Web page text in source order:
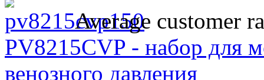
Average customer
PV8215CVP - набор для
венозного давления